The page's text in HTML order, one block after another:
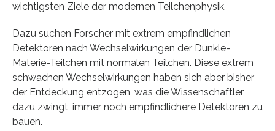
wichtigsten Ziele der modernen Teilchenphysik.
Dazu suchen Forscher mit extrem empfindlichen
Detektoren nach Wechselwirkungen der Dunkle-
Materie-Teilchen mit normalen Teilchen. Diese extrem
schwachen Wechselwirkungen haben sich aber bisher
der Entdeckung entzogen, was die Wissenschaftler
dazu zwingt, immer noch empfindlichere Detektoren zu
bauen.